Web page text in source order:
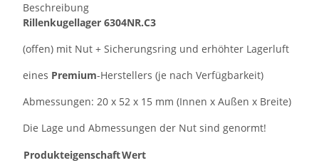
Beschreibung
Rillenkugellager 6304NR.C3
(offen) mit Nut + Sicherungsring und erhöhter Lagerluft
eines Premium-Herstellers (je nach Verfügbarkeit)
Abmessungen: 20 x 52 x 15 mm (Innen x Außen x Breite)
Die Lage und Abmessungen der Nut sind genormt!
ProdukteigenschaftWert